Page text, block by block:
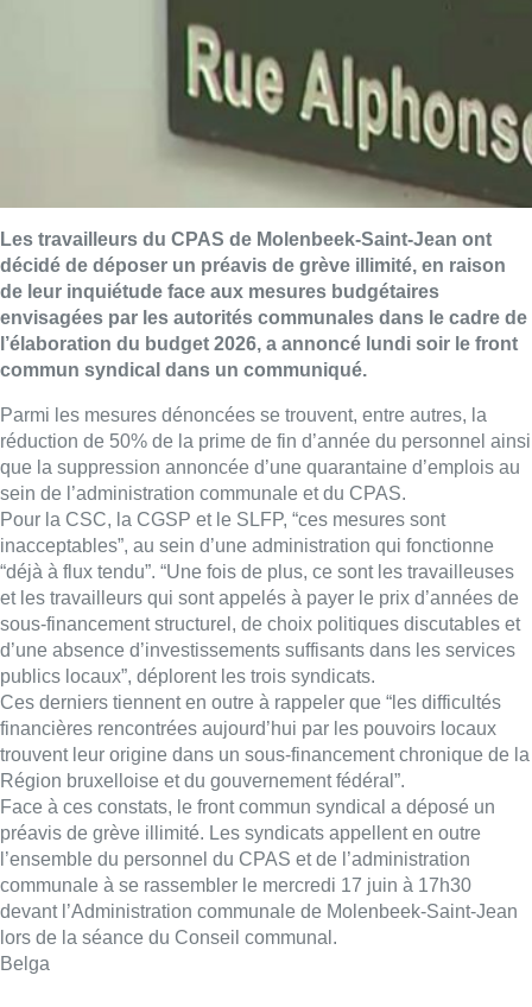
Les travailleurs du CPAS de Molenbeek-Saint-Jean ont
décidé de déposer un préavis de grève illimité, en raison
de leur inquiétude face aux mesures budgétaires
envisagées par les autorités communales dans le cadre de
l’élaboration du budget 2026, a annoncé lundi soir le front
commun syndical dans un communiqué.
Parmi les mesures dénoncées se trouvent, entre autres, la
réduction de 50% de la prime de fin d’année du personnel ainsi
que la suppression annoncée d’une quarantaine d’emplois au
sein de l’administration communale et du CPAS.
Pour la CSC, la CGSP et le SLFP, “ces mesures sont
inacceptables”, au sein d’une administration qui fonctionne
“déjà à flux tendu”. “Une fois de plus, ce sont les travailleuses
et les travailleurs qui sont appelés à payer le prix d’années de
sous-financement structurel, de choix politiques discutables et
d’une absence d’investissements suffisants dans les services
publics locaux”, déplorent les trois syndicats.
Ces derniers tiennent en outre à rappeler que “les difficultés
financières rencontrées aujourd’hui par les pouvoirs locaux
trouvent leur origine dans un sous-financement chronique de la
Région bruxelloise et du gouvernement fédéral”.
Face à ces constats, le front commun syndical a déposé un
préavis de grève illimité. Les syndicats appellent en outre
l’ensemble du personnel du CPAS et de l’administration
communale à se rassembler le mercredi 17 juin à 17h30
devant l’Administration communale de Molenbeek-Saint-Jean
lors de la séance du Conseil communal.
Belga